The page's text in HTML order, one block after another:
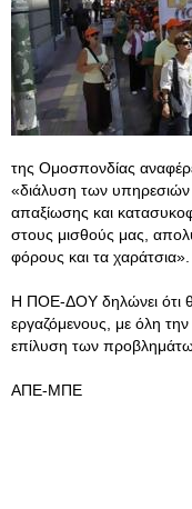
της Ομοσπονδίας
«διάλυση των
απαξίωσης και
στους μισθούς μας,
φόρους και τα χαράτσια».
Η ΠΟΕ-ΔΟΥ δηλώνει ότι
εργαζόμενους, με όλη
επίλυση των
ΑΠΕ-ΜΠΕ